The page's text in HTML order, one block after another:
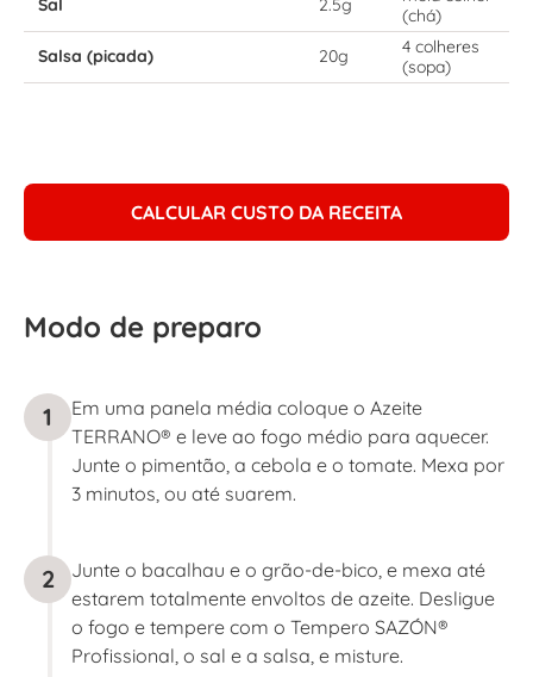
Sal 2.5g
(chá)
Salsa (picada)
20g
4 colheres
(sopa)
CALCULAR CUSTO DA RECEITA
Modo de preparo
1
Em uma panela média coloque o Azeite
TERRANO® e leve ao fogo médio para aquecer.
Junte o pimentão, a cebola e o tomate. Mexa por
3 minutos, ou até suarem.
2
Junte o bacalhau e o grão-de-bico, e mexa até
estarem totalmente envoltos de azeite. Desligue
o fogo e tempere com o Tempero SAZÓN®
Profissional, o sal e a salsa, e misture.